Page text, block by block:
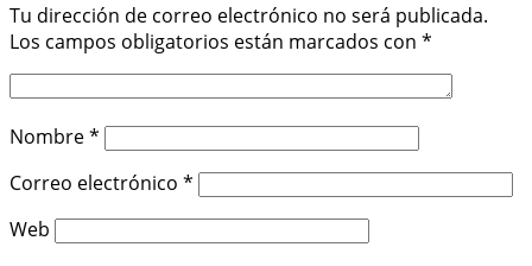
Tu dirección de correo electrónico no será publicada.
Los campos obligatorios están marcados con *
Nombre*
Correo electrónico *
Web